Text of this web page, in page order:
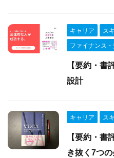
キャリア ス
ファイナンス
【要約・書
設計
キャリア ス
【要約・書
き抜く7つの